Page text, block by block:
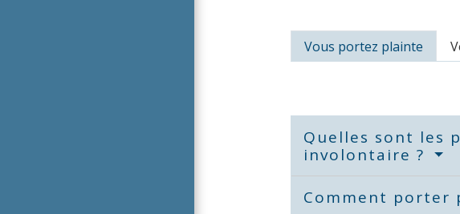
Vous portez plainte
Quelles sont les
involontaire ?
Comment porter